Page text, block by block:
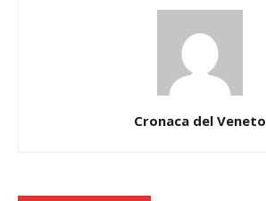
Cronaca del Veneto